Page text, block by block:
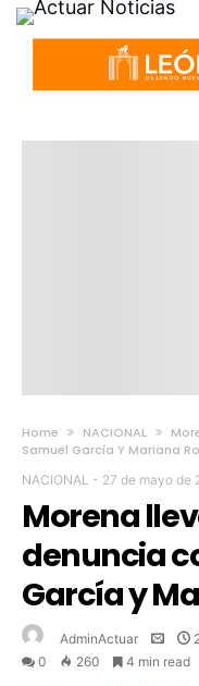
Home NACIONAL
Samuel García Y Mariana
NACIONAL - 27 de mayo de
Morena
denuncia
García y
AdminActuar
0
260 4 min read